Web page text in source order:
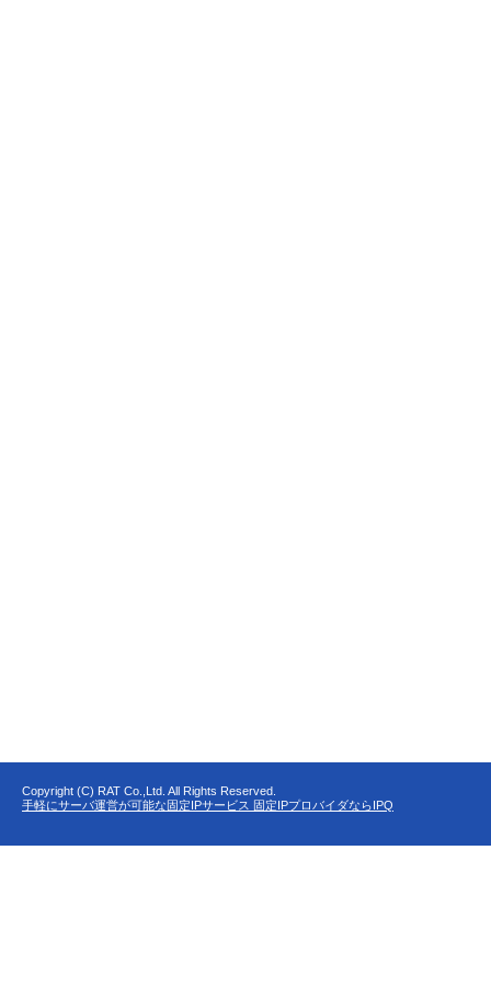
Copyright (C) RAT Co.,Ltd. All Rights Reserved.
手軽にサーバ運営が可能な固定IPサービス 固定IPプロバイダならIPQ